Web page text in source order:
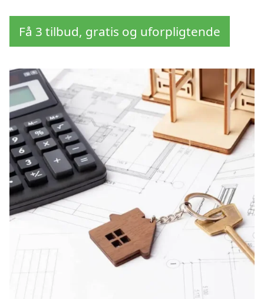
Få 3 tilbud, gratis og uforpligtende